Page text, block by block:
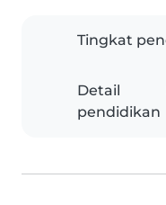
Tingkat
Detail
pendidikan